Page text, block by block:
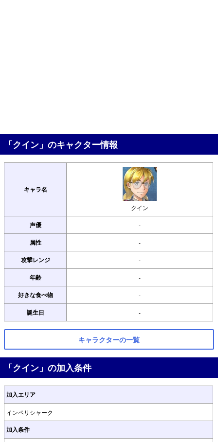
「クイン」のキャクター情報
キャラ名
クイン
声優 -
属性 -
攻撃レンジ -
年齢 -
好きな食べ物 -
誕生日 -
キャラクターの一覧
「クイン」の加入条件
加入エリア
インペリシャーク
加入条件